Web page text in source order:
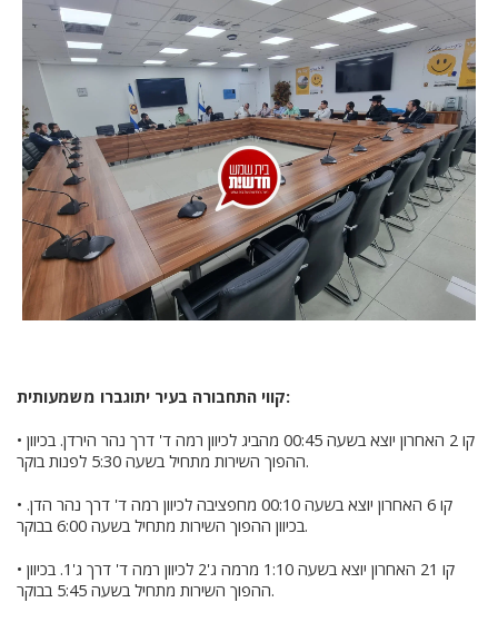
קווי התחבורה בעיר יתוגברו משמעותית:
• קו 2 האחרון יוצא בשעה 00:45 מהביג לכיוון רמה ד' דרך נהר הירדן. בכיוון
ההפוך השירות מתחיל בשעה 5:30 לפנות בוקר.
• קו 6 האחרון יוצא בשעה 00:10 מחפציבה לכיוון רמה ד' דרך נהר הדן.
בכיוון ההפוך השירות מתחיל בשעה 6:00 בבוקר.
• קו 21 האחרון יוצא בשעה 1:10 מרמה ג'2 לכיוון רמה ד' דרך ג'1. בכיוון
ההפוך השירות מתחיל בשעה 5:45 בבוקר.